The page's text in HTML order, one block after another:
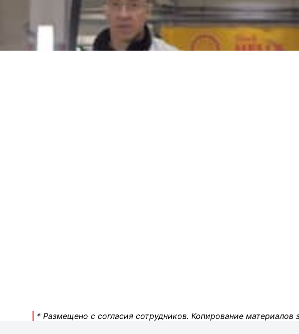
* Размещено с согласия сотрудников. Копирование материалов